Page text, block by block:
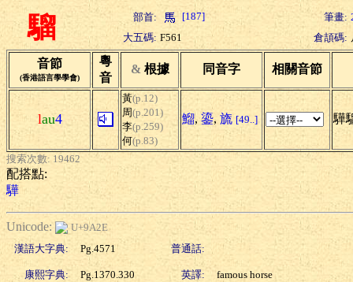
騮 部首: [187] 筆畫:
大五碼: F561 倉頡碼:
音節
(香港語言學學會)
粵
音
& 根據 同音字 相關音節
lau4
黃(p.12)
周(p.201)
李(p.259)
何(p.83)
鰡, 鎏, 旒 [49..] 驊
搜索次數: 19462
配搭點:
驊
Unicode:
U+9A2E
漢語大字典:
Pg.4571 普通話:
康熙字典: Pg.1370.330 英譯: famous horse